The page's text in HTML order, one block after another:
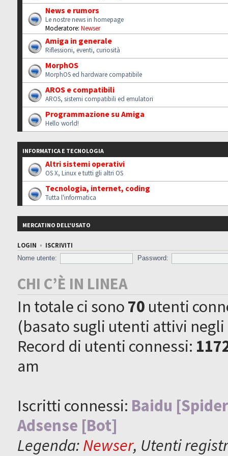
News e rumors
Le nostre news in homepage
Moderatore: Newser
Amiga in generale
Riflessioni, eventi, curiosità
MorphOS
MorphOS ed hardware compatibile
AROS e compatibili
AROS, sistemi compatibili ed emulatori
Programmazione su Amiga
Hello world!
INFORMATICA E TECNOLOGIA
Altri sistemi operativi
OS X, Linux e tutti gli altri OS
Tecnologia, internet, coding
Tutta l'informatica
MERCATINO DELL'USATO
LOGIN • ISCRIVITI
Nome utente:
Password:
CHI C’È IN LINEA
In totale ci sono70 utenti
(basato sugli utenti attivi
Record di utenti connessi:
am
Iscritti connessi: Baidu
Adsense [Bot]
Legenda:Newser, Utenti